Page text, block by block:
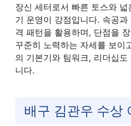
장신 세터로서 빠른 토스와
기 운영이 강점입니다. 속공
격 패턴을 활용하며, 단점을
꾸준히 노력하는 자세를 보이
의 기본기와 팀워크, 리더십
니다.
배구 김관우 수상